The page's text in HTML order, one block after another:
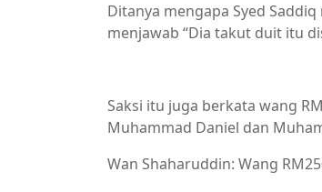
Ditanya mengapa Syed
menjawab “Dia takut duit itu
Saksi itu juga berkata wang
Muhammad Daniel dan
Wan Shaharuddin: Wang